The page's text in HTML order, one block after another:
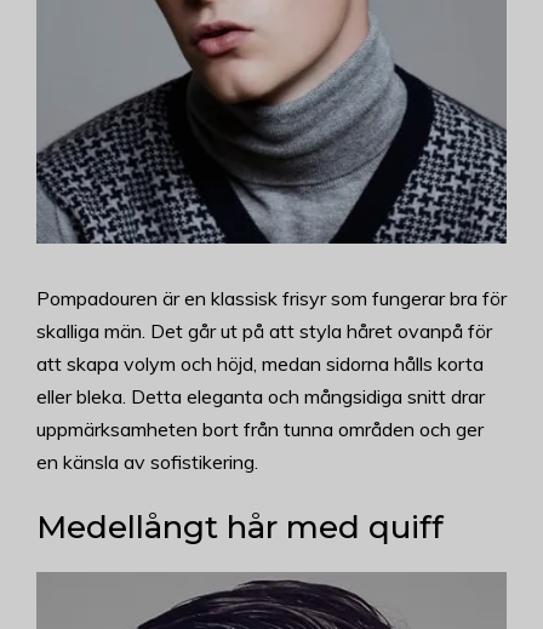
Pompadouren är en klassisk frisyr som fungerar bra för
skalliga män. Det går ut på att styla håret ovanpå för
att skapa volym och höjd, medan sidorna hålls korta
eller bleka. Detta eleganta och mångsidiga snitt drar
uppmärksamheten bort från tunna områden och ger
en känsla av sofistikering.
Medellångt hår med quiff